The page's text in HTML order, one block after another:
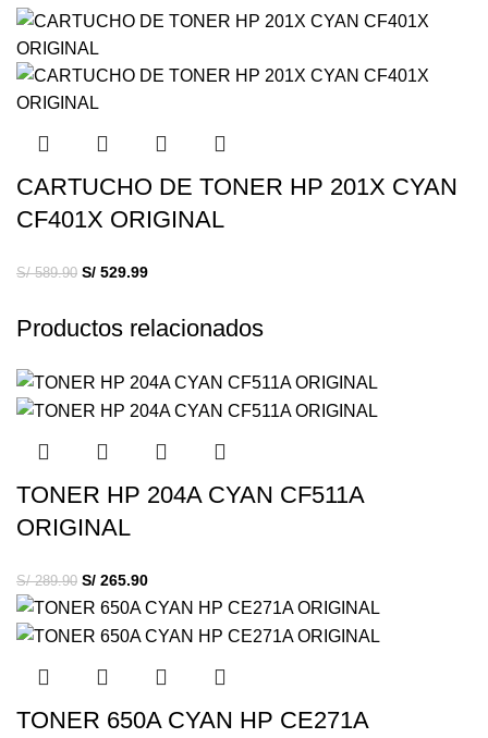
CARTUCHO DE TONER HP 201X CYAN
CF401X ORIGINAL
S/589.90 S/ 529.99
Productos relacionados
TONER HP 204A CYAN CF511A
ORIGINAL
S/289.90 S/ 265.90
TONER 650A CYAN HP CE271A